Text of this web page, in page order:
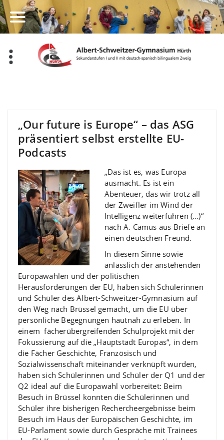
Zum
Inhalt
springen
„Our future is Europe“ – das ASG
präsentiert selbst erstellte EU-
Podcasts
„Das ist es, was Europa
ausmacht. Es ist ein
Abenteuer, das wir trotz all
der Zweifler im Wind der
Intelligenz weiterführen (…)“
nach A. Camus aus Briefe an
einen deutschen Freund.
In diesem Sinne sowie
anlässlich der anstehenden
Europawahlen und der politischen
Herausforderungen der EU, haben sich Schülerinnen
und Schüler des Albert-Schweitzer-Gymnasium auf
den Weg nach Brüssel gemacht, um die EU über
persönliche Begegnungen hautnah zu erleben. In
einem fächerübergreifenden Schulprojekt mit der
Fokussierung auf die „Hauptstadt Europas“, in dem
die Fächer Geschichte, Französisch und
Sozialwissenschaft miteinander verknüpft wurden,
haben sich Schülerinnen und Schüler der Q1 und der
Q2 ideal auf die Europawahl vorbereitet: Beim
Besuch in Brüssel konnten die Schülerinnen und
Schüler ihre bisherigen Rechercheergebnisse beim
Besuch im Haus der Europäischen Geschichte, im
EU-Parlament sowie durch Gespräche mit Trainees